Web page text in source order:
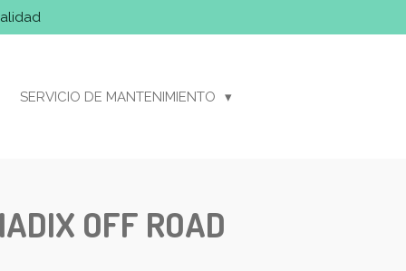
SERVICIO DE MANTENIMIENTO
OFF ROAD